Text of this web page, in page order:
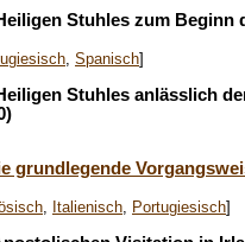
Stuhles zum
, Spanisch]
Stuhles anlässlich
grundlegende
, Italienisch, Portugiesisch]